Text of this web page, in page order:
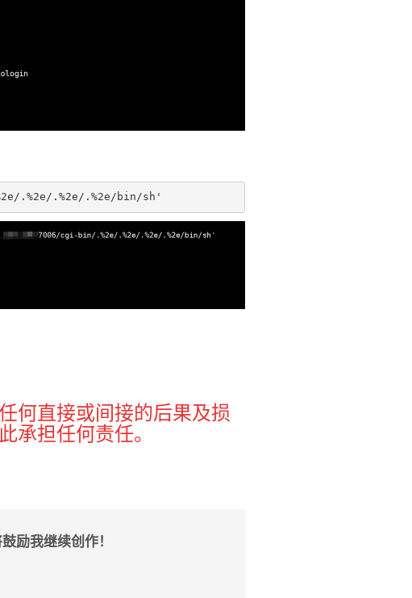
.%2e/.%2e/bin/sh'
何直接或间接的后果及损
承担任何责任。
励我继续创作！